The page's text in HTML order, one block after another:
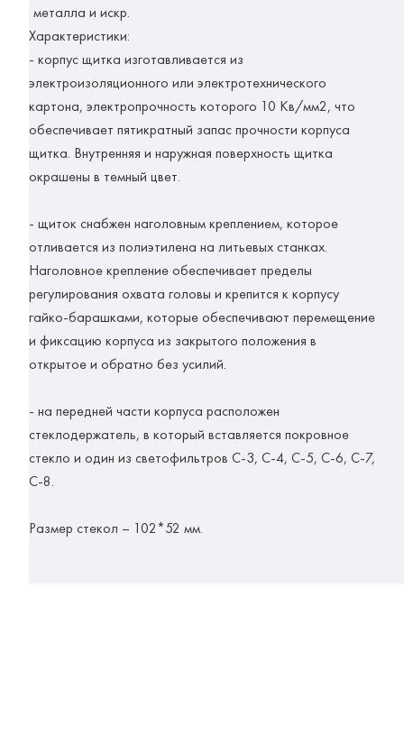
металла и искр.
Характеристики:
- корпус щитка изготавливается из
электроизоляционного или электротехнического
картона, электропрочность которого 10 Кв/мм2, что
обеспечивает пятикратный запас прочности корпуса
щитка. Внутренняя и наружная поверхность щитка
окрашены в темный цвет.
- щиток снабжен наголовным креплением, которое
отливается из полиэтилена на литьевых станках.
Наголовное крепление обеспечивает пределы
регулирования охвата головы и крепится к корпусу
гайко-барашками, которые обеспечивают перемещение
и фиксацию корпуса из закрытого положения в
открытое и обратно без усилий.
- на передней части корпуса расположен
стеклодержатель, в который вставляется покровное
стекло и один из светофильтров С-3, С-4, С-5, С-6, С-7,
С-8.
Размер стекол – 102*52 мм.